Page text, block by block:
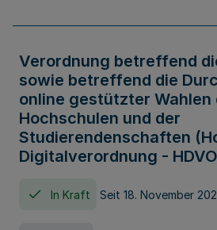
Verordnung betreffend
sowie betreffend die
online gestützter Wahlen
Hochschulen und der
Studierendenschaften
Digitalverordnung -
In Kraft Seit 18. November